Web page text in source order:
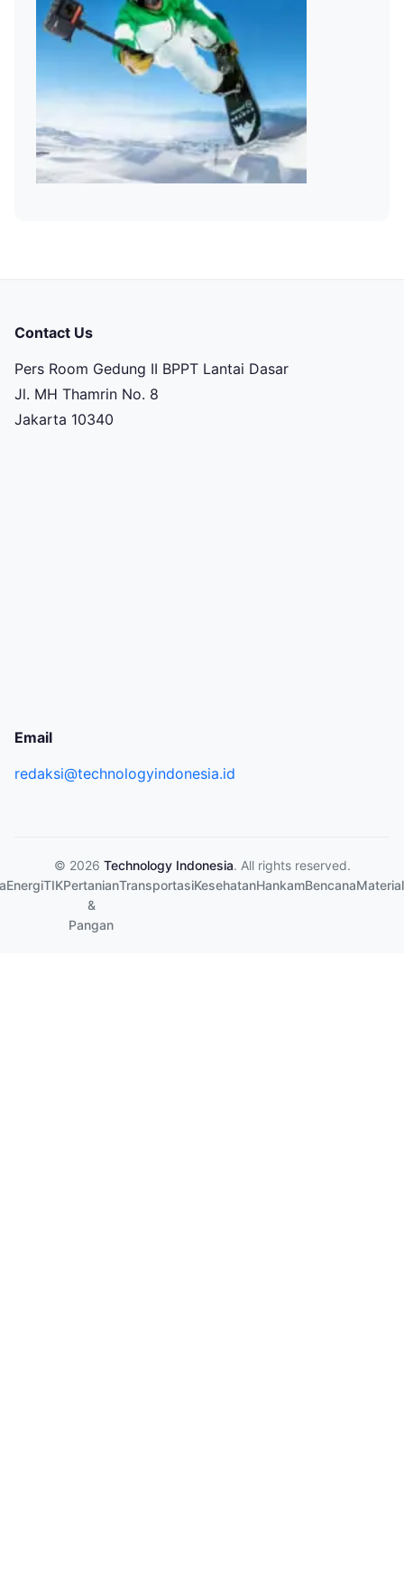
Contact Us
Pers Room Gedung II BPPT Lantai Dasar
Jl. MH Thamrin No. 8
Jakarta 10340
Email
redaksi@technologyindonesia.id
© 2026 Technology Indonesia. All rights reserved.
EnergiTIKPertanian
&
Pangan
TransportasiKesehatanHankamBencanaMaterial